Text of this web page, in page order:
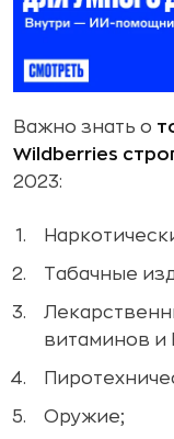
Важно знать о
Wildberries
2023:
Табачные
витаминов и
Оружие;